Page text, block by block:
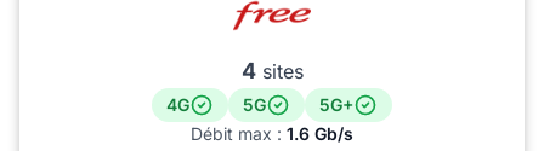
4sites
4G 5G
5G+
Débit max : 1.6 Gb/s